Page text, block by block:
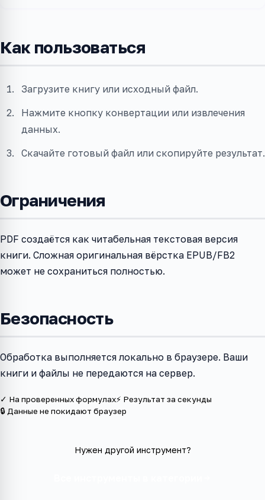
Как пользоваться
Загрузите книгу или исходный файл.
Нажмите кнопку конвертации или извлечения
данных.
Скачайте готовый файл или скопируйте результат.
Ограничения
PDF создаётся как читабельная текстовая версия
книги. Сложная оригинальная вёрстка EPUB/FB2
может не сохраниться полностью.
Безопасность
Обработка выполняется локально в браузере. Ваши
книги и файлы не передаются на сервер.
✓ На проверенных формулах⚡ Результат за секунды
🔒 Данные не покидают браузер
Нужен другой инструмент?